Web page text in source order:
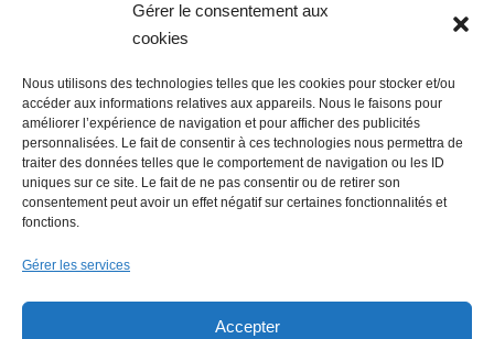
Gérer le consentement aux
cookies
Nous utilisons des technologies telles que les cookies pour stocker et/ou
accéder aux informations relatives aux appareils. Nous le faisons pour
améliorer l’expérience de navigation et pour afficher des publicités
personnalisées. Le fait de consentir à ces technologies nous permettra de
traiter des données telles que le comportement de navigation ou les ID
uniques sur ce site. Le fait de ne pas consentir ou de retirer son
consentement peut avoir un effet négatif sur certaines fonctionnalités et
fonctions.
Gérer les services
Accepter
entreprises repris par le groupe
Overlord
5 août 2026
Emploi : une journée de
Actu Nantes : Fermeture de la